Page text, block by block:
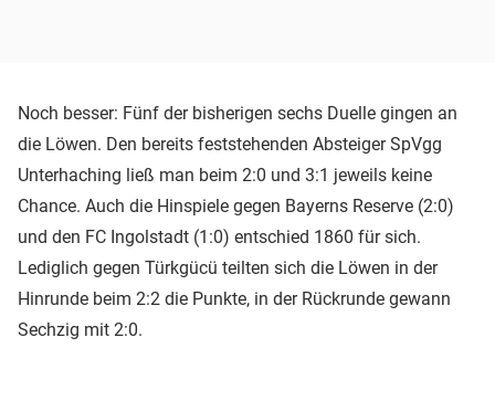
Noch besser: Fünf der bisherigen sechs Duelle gingen an
die Löwen. Den bereits feststehenden Absteiger SpVgg
Unterhaching ließ man beim 2:0 und 3:1 jeweils keine
Chance. Auch die Hinspiele gegen Bayerns Reserve (2:0)
und den FC Ingolstadt (1:0) entschied 1860 für sich.
Lediglich gegen Türkgücü teilten sich die Löwen in der
Hinrunde beim 2:2 die Punkte, in der Rückrunde gewann
Sechzig mit 2:0.